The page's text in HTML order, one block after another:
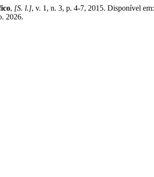
, [S. l.], v. 1, n. 3, p. 4-7, 2015. Disponível em:
2026.